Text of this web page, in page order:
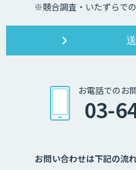
※競合調査・いたずらで
お電話でのお
03-
お問い合わせは下記の流